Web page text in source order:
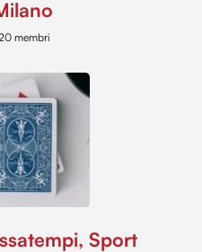
membri
Sport